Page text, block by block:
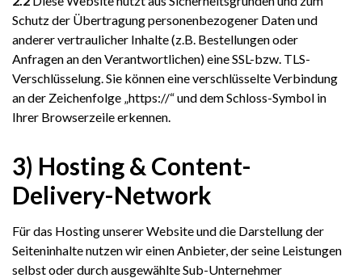
Schutz der Übertragung personenbezogener Daten und
anderer vertraulicher Inhalte (z.B. Bestellungen oder
Anfragen an den Verantwortlichen) eine SSL-bzw. TLS-
Verschlüsselung. Sie können eine verschlüsselte Verbindung
an der Zeichenfolge „https://“ und dem Schloss-Symbol in
Ihrer Browserzeile erkennen.
3) Hosting & Content-
Delivery-Network
Für das Hosting unserer Website und die Darstellung der
Seiteninhalte nutzen wir einen Anbieter, der seine Leistungen
selbst oder durch ausgewählte Sub-Unternehmer